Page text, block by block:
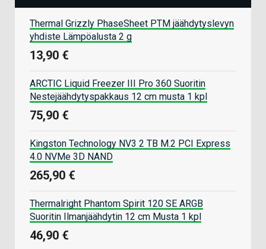
Thermal Grizzly PhaseSheet PTM jäähdytyslevyn
yhdiste Lämpöalusta 2 g
13,90 €
ARCTIC Liquid Freezer III Pro 360 Suoritin
Nestejäähdytyspakkaus 12 cm musta 1 kpl
75,90 €
Kingston Technology NV3 2 TB M.2 PCI Express
4.0 NVMe 3D NAND
265,90 €
Thermalright Phantom Spirit 120 SE ARGB
Suoritin Ilmanjäähdytin 12 cm Musta 1 kpl
46,90 €